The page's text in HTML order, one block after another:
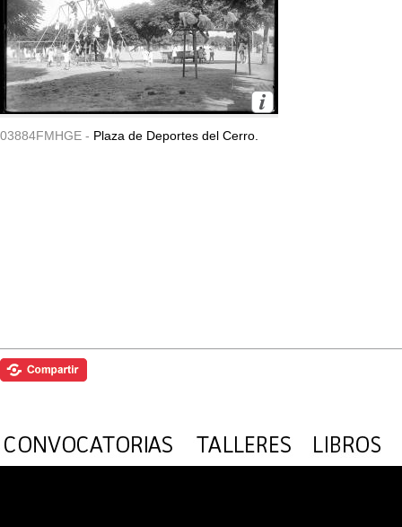
03884FMHGE - Plaza de Deportes del Cerro.